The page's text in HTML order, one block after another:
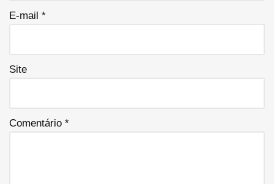
E-mail *
Site
Comentário *